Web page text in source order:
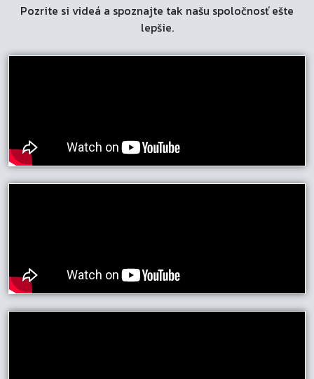
Pozrite si videá a spoznajte tak našu spoločnosť ešte
lepšie.